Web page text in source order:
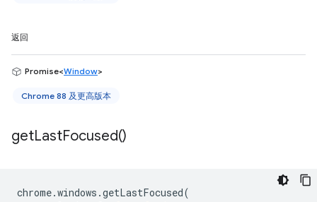
返回
Promise<Window>
Chrome 88 及更高版本
getLastFocused()
chrome.windows .getLastFocused(